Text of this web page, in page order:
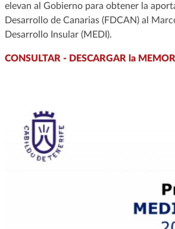
elevan al Gobierno para obtener la
Desarrollo de Canarias (FDCAN) al
Desarrollo Insular (MEDI).
CONSULTAR - DESCARGAR la